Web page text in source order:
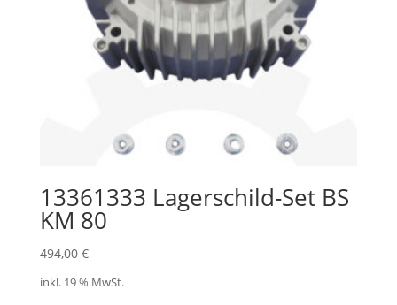
13361333 Lagerschild-Set BS
KM 80
494,00 €
inkl. 19 % MwSt.